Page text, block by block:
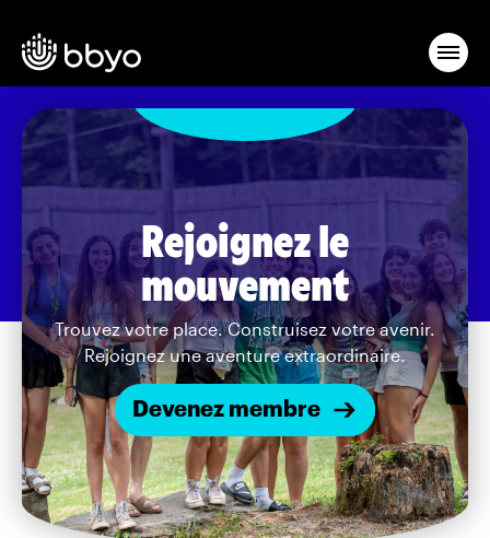
Rejoignez le
mouvement
Trouvez votre place. Construisez votre avenir.
Rejoignez une aventure extraordinaire.
Devenez membre